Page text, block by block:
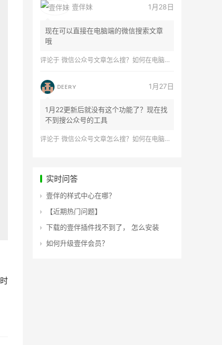
壹伴妹 1月28日
现在可以直接在电脑端的微信搜索文章
哦
评论于 微信公众号文章怎么搜？如何在电脑上搜索公众号文章？
ᴅᴇᴇʀʏ 1月27日
1月22更新后就没有这个功能了？现在找
不到搜公众号的工具
评论于 微信公众号文章怎么搜？如何在电脑上搜索公众号文章？
实时问答
壹伴的样式中心在哪？
【近期热门问题】
下载的壹伴插件找不到了， 怎么安装
如何升级壹伴会员？